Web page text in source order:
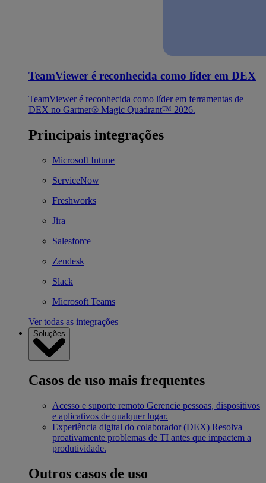
TeamViewer é reconhecida como líder em DEX
TeamViewer é reconhecida como líder em ferramentas de
DEX no Gartner® Magic Quadrant™ 2026.
Principais integrações
Microsoft Intune
ServiceNow
Freshworks
Jira
Salesforce
Zendesk
Slack
Microsoft Teams
Ver todas as integrações
Soluções
Casos de uso mais frequentes
Acesso e suporte remoto Gerencie pessoas, dispositivos
e aplicativos de qualquer lugar.
Experiência digital do colaborador (DEX) Resolva
proativamente problemas de TI antes que impactem a
produtividade.
Outros casos de uso